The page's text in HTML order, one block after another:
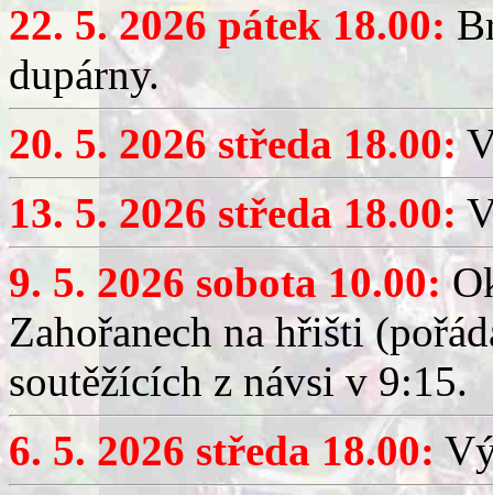
22. 5. 2026 pátek 18.00:
dupárny.
20. 5. 2026 středa 18.00:
13. 5. 2026 středa 18.00:
9. 5. 2026 sobota 10.00:
Zahořanech na hřišti
soutěžících z návsi v 9:15.
6. 5. 2026 středa 18.00: